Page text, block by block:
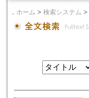
． ホーム > 検索システム >